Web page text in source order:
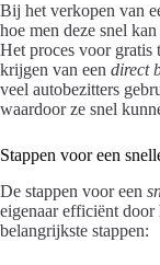
Bij het verkopen van
hoe men deze snel
Het proces voor gratis
krijgen van een direct
veel autobezitters
waardoor ze snel
Stappen voor een
De stappen voor een
eigenaar efficiënt
belangrijkste stappen: